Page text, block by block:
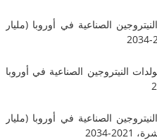
الصناعية في أوروبا (مليار
الصناعية في أوروبا
الصناعية في أوروبا (مليار